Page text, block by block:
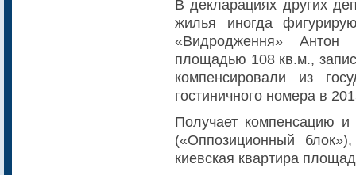
В декларациях других
жилья иногда
«Видродження» Антон
площадью 108 кв.м.,
компенсировали из
гостиничного номера в
Получает компенсацию
(«Оппозиционный
киевская квартира